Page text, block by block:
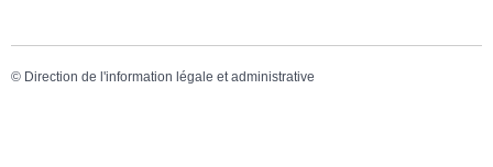
© Direction de l'information légale et administrative